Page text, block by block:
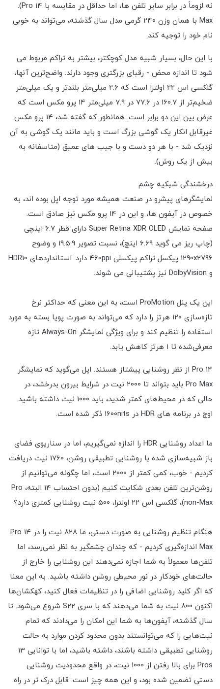
نه لزوماً در برابر سایر تلفن ها، اما حداقل در مقایسه با 14 Pro).
Max با همان وزن 240 گرمی مدل سال گذشته، می‌تواند به خوبی
نام خود را توجیه کند.
با این حال، بسیار شبیه مدل کوچکتر، بیشتر به تراکم مربوط می
شود تا اندازه محض - رقبای بزرگتری وجود دارند. واضح‌ترین آنها،
گلکسی اس 22 اولترا است که 2.6 میلی‌متر بلندتر و یک میلی‌متر
ضخیم‌تر از 160.7 در 77.6 در 7.9 میلی‌متر 14 پرو مکس است که
عرض بین این دو برابر است. همانطور که گفته شد، 14 پرو مکس
غیرقابل انکار یک گوشی بزرگ است و باید مانند یک گوشی به آن
نزدیک شد - با هر دو دست و با جیب های عمیق (متاسفانه به
بیش از یک روش).
درخشندگی شبکیه چشم
نمایشگرهای پیشرو در صنعت همیشه مورد توجه اپل بوده اند، به
خصوص در آیفون ها، و این در 14 پرو مکس نیز صادق است.
صفحه نمایش Super Retina XDR OLED دارای قطر 6.7 اینچی
(چاپ ریز می گوید 6.69 اینچ)، نسبت تصویر 19.5:9 و وضوح
1290x2796 پیکسل تراکم پیکسلی 460ppi دارد. استانداردهای HDR10
و DolbyVision نیز پشتیبانی می شوند.
این یک پنل ProMotion است، به این معنی که حداکثر نرخ
تازه‌سازی 120 هرتز را دارد که می‌تواند به صورت پویا بسته به مورد
استفاده را تنظیم کند و برای ویژگی نمایشگر Always-On تازه
معرفی‌شده تا 1 هرتز کاهش یابد.
14 Pro از نظر روشنایی پیشتاز هستند. اپل می‌گوید که نمایشگر
Pro Max باید بتواند تا ۲۰۰۰ نیت در شرایط بیرون بدرخشد، در
حالی که در محیط‌های کمتر شدید، باید ۱۰۰۰ نیت داشته باشید.
اوج در برنامه های HDR در 1600nits ذکر شده است.
ما اعداد روشنایی HDR را اندازه نمی‌گیریم، اما در سناریوی فضای
باز شبیه‌سازی شده با روشنایی تطبیقی روشن، 1760 نیت دریافت
کردیم - خوب، کمی کمتر از 2000 است، اما چگونه می‌توانیم از
روشن‌ترین تلفن بعدی شکایت کنیم (بدون احتساب 14 البته، Pro
non-Max)، گلکسی اس 22 اولترا، 500 نیت روشنایی کمتری دارد؟
هنگام تنظیم روشنایی به صورت دستی، ما 828 نیت را در 14 Pro
Max اندازه‌گیری کردیم - که چندان چشمگیر به نظر نمی‌رسد، اما
تلفن‌ها معمولاً به شما اجازه نمی‌دهند این روشنایی را خارج از
حالت‌های خودکار در نور محیطی روشن داشته باشید. به این معنا
که اگر کلید روشنایی اضافی را در تنظیمات فعال کنید، کهکشان‌ها
اکنون 800 نیت به شما می‌دهند که با سری S22 شروع می‌شود. تا
سال گذشته، آیفون‌ها به شما این امکان را می‌دادند که تمام
نیت‌هایی را که می‌توانستند بدون محدود کردن موارد به حالت
روشنایی تطبیقی داشته باشند، داشته باشید، اما با توانایی 13
Pros برای بالا رفتن از 1000 نیت، در واقع محدودیت روشنایی
دستی تضمین شده بود، و این همه چیز است. قابل درک تر در راه